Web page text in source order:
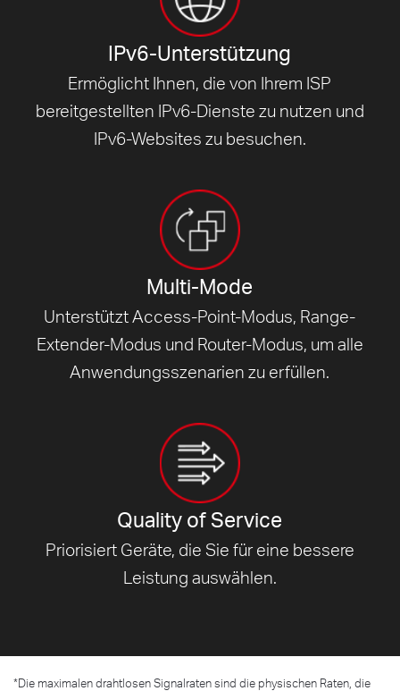
IPv6-Unterstützung
Ermöglicht Ihnen, die von Ihrem ISP
bereitgestellten IPv6-Dienste zu nutzen und
IPv6-Websites zu besuchen.
Multi-Mode
Unterstützt Access-Point-Modus, Range-
Extender-Modus und Router-Modus, um alle
Anwendungsszenarien zu erfüllen.
Quality of Service
Priorisiert Geräte, die Sie für eine bessere
Leistung auswählen.
*Die maximalen drahtlosen Signalraten sind die physischen Raten, die